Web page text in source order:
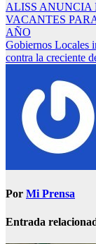
ALISS ANUNCIA
VACANTES
AÑO
Gobiernos Locales
contra la creciente
Por Mi Prensa
Entrada